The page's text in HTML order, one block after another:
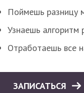
Поймешь разницу
Узнаешь
Отработаешь все
ЗАПИСАТЬСЯ